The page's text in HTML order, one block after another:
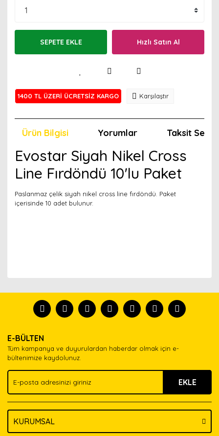
SEPETE EKLE Hızlı Satın Al
1400 TL ÜZERİ ÜCRETSİZ KARGO Karşılaştır
Ürün Bilgisi Yorumlar Taksit
Evostar Siyah Nikel Cross
Line Fırdöndü 10'lu Paket
Paslanmaz çelik siyah nikel cross line fırdöndü. Paket
içerisinde 10 adet bulunur.
tanısın.
formunu kullanarak tarafımıza iletebilirsiniz.
Görüş ve önerileriniz için teşekkür ederiz.
Ürün açıklamasında eksik bilgiler bulunuyor.
Ürün bilgilerinde hatalar bulunuyor.
Ürün fiyatı diğer sitelerden daha pahalı.
Bu ürüne benzer farklı alternatifler olmalı.
E-BÜLTEN
Tüm kampanya ve duyurulardan haberdar olmak için e-
bültenimize kaydolunuz.
EKLE
KURUMSAL